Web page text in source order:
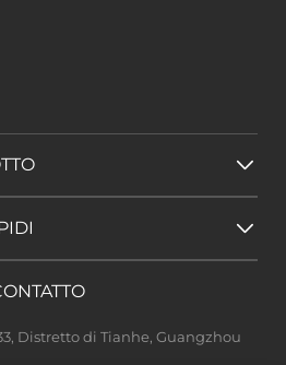
Distretto di Tianhe, Guangzhou